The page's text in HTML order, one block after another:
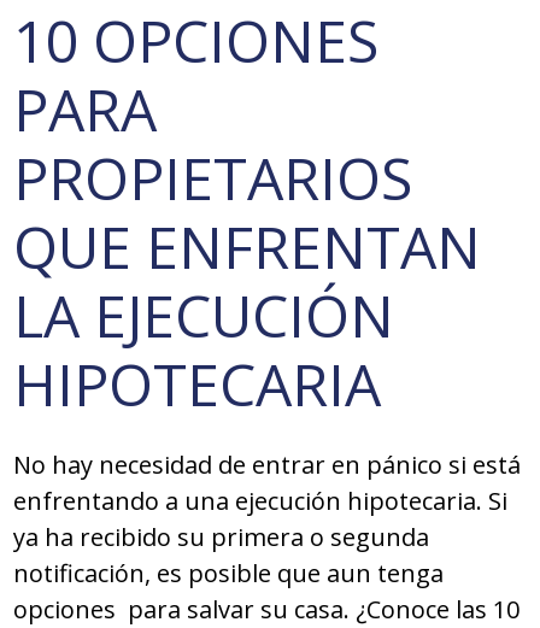
10 OPCIONES
PARA
PROPIETARIOS
QUE ENFRENTAN
LA EJECUCIÓN
HIPOTECARIA
No hay necesidad de entrar en pánico si está
enfrentando a una ejecución hipotecaria. Si
ya ha recibido su primera o segunda
notificación, es posible que aun tenga
opciones para salvar su casa. ¿Conoce las 10